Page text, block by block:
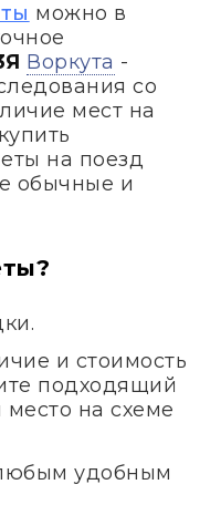
можно в
Воркута -
со
мест на
на поезд
обычные и
и стоимость
подходящий
место на схеме
удобным